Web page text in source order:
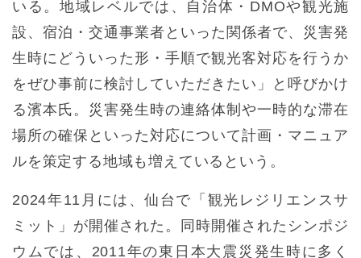
いる。地域レベルでは、自治体・DMOや観光施
設、宿泊・交通事業者といった関係者で、災害発
生時にどういった形・手順で観光客対応を行うか
をぜひ事前に検討していただきたい」と呼びかけ
る濱本氏。災害発生時の連絡体制や一時的な滞在
場所の確保といった対応について計画・マニュア
ルを策定する地域も増えているという。
2024年11月には、仙台で「観光レジリエンスサ
ミット」が開催された。同時開催されたシンポジ
ウムでは、2011年の東日本大震災発生時に多く